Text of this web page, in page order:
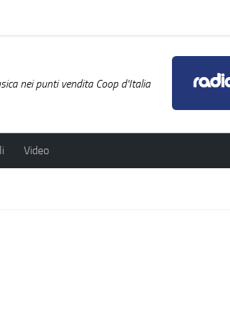
nei punti vendita Coop d'Italia
Video